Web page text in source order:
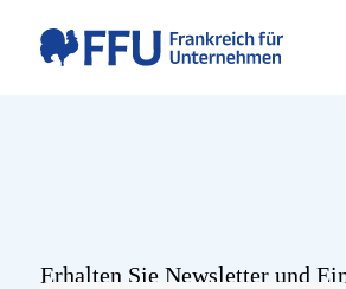
Erhalten Sie Newsletter und